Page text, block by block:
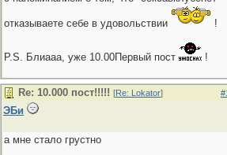
отказываете себе в удовольствии !
P.S. Блиааа, уже 10.00Первый пост !
Re: 10.000 пост!!!!! [Re: Lokator]
ЭБи
а мне стало грустно